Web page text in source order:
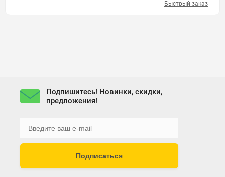
Быстрый заказ
Подпишитесь! Новинки, скидки,
предложения!
Подписаться